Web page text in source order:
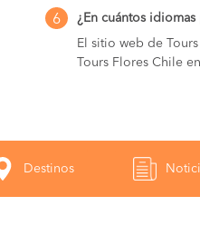
6
¿En cuántos
El sitio web de
Tours Flores Chile
Destinos